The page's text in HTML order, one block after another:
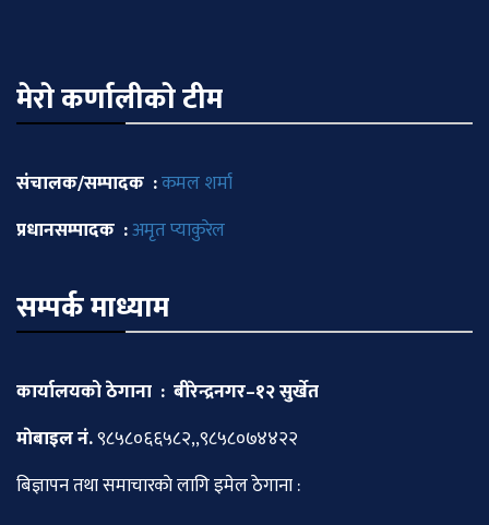
मेराे कर्णालीकाे टीम
संचालक/सम्पादक :कमल शर्मा
प्रधानसम्पादक :अमृत प्याकुरेल
सम्पर्क माध्याम
कार्यालयको ठेगाना : बीरेन्द्रनगर–१२ सुर्खेत
माेबाइल नं.९८५८०६६५८२,,९८५८०७४४२२
बिज्ञापन तथा समाचारकाे लागि इमेल ठेगाना :